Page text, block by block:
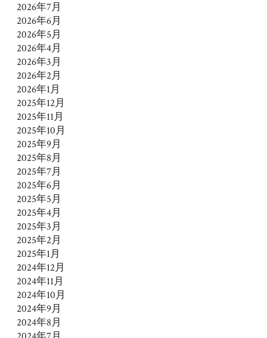
2026年7月
2026年6月
2026年5月
2026年4月
2026年3月
2026年2月
2026年1月
2025年12月
2025年11月
2025年10月
2025年9月
2025年8月
2025年7月
2025年6月
2025年5月
2025年4月
2025年3月
2025年2月
2025年1月
2024年12月
2024年11月
2024年10月
2024年9月
2024年8月